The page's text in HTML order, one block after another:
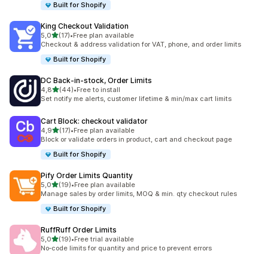
Built for Shopify
King Checkout Validation
5,0na 5 gwiazdek
(17)
Łączna liczba recenzji: 17
•Free plan available
Checkout & address validation for VAT, phone, and order limits
Built for Shopify
DC Back‑in‑stock, Order Limits
4,8na 5 gwiazdek
(44)
Łączna liczba recenzji: 44
•Free to install
Set notify me alerts, customer lifetime & min/max cart limits
Cart Block: checkout validator
4,9na 5 gwiazdek
(17)
Łączna liczba recenzji: 17
•Free plan available
Block or validate orders in product, cart and checkout page
Built for Shopify
Pify Order Limits Quantity
5,0na 5 gwiazdek
(19)
Łączna liczba recenzji: 19
•Free plan available
Manage sales by order limits, MOQ & min. qty checkout rules
Built for Shopify
RuffRuff Order Limits
5,0na 5 gwiazdek
(19)
Łączna liczba recenzji: 19
•Free trial available
No‑code limits for quantity and price to prevent errors